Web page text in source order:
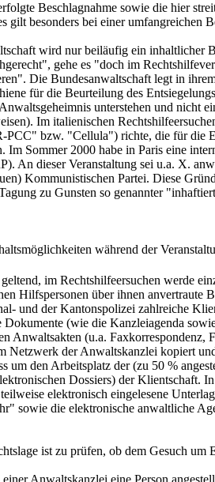
Beschlagnahme sowie die hier
gilt besonders bei einer
wird nur beiläufig ein inhaltlicher
gehe es "doch im
Die Bundesanwaltschaft legt in
für die Beurteilung des
unterstehen und nicht
Im italienischen
PCC" bzw. "Cellula") richte, die für die
Im Sommer 2000 habe in Paris eine
An dieser Veranstaltung sei u.a. X.
Kommunistischen Partei. Diese
zu Gunsten so genannter
während der
im Rechtshilfeersuchen werde
Hilfspersonen über ihnen anvertraute
und der Kantonspolizei zahlreiche
(wie die Kanzleiagenda
Anwaltsakten (u.a.
Netzwerk der Anwaltskanzlei kopiert
um den Arbeitsplatz der (zu 50 %
Dossiers) der Klientschaft.
elektronisch eingelesene
sowie die elektronische anwaltliche
ist zu prüfen, ob dem Gesuch